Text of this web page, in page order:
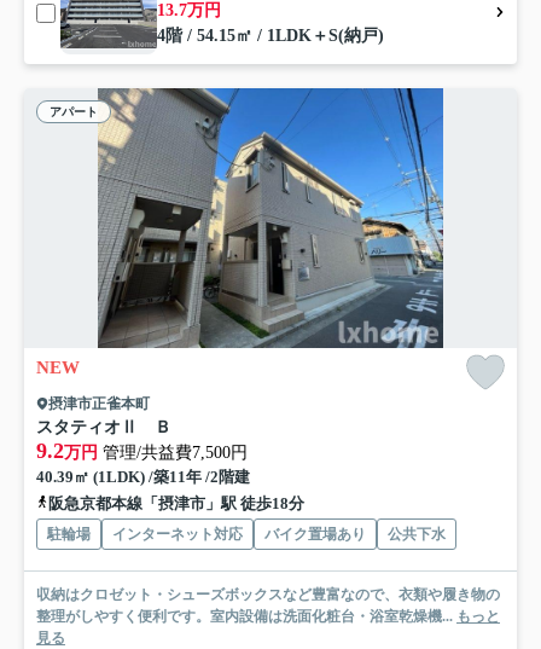
13.7万円
4階 / 54.15㎡ / 1LDK＋S(納戸)
アパート
NEW
摂津市正雀本町
スタティオⅡ Ｂ
9.2万円 管理/共益費7,500円
40.39㎡ (1LDK) /築11年 /2階建
阪急京都本線「摂津市」駅 徒歩18分
駐輪場 インターネット対応 バイク置場あり 公共下水
収納はクロゼット・シューズボックスなど豊富なので、衣類や履き物の
整理がしやすく便利です。室内設備は洗面化粧台・浴室乾燥機... もっと
見る